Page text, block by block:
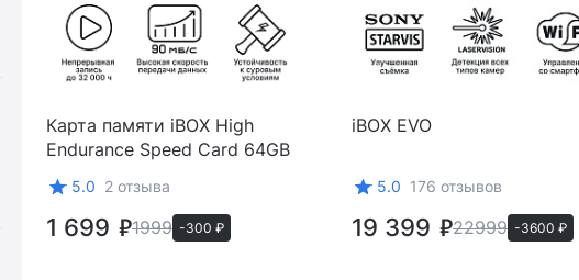
Карта памяти iBOX High
Endurance Speed Card 64GB
5.0 2 отзыва
1 699 1999 -300 ₽
iBOX EVO
5.0 176 отзывов
19 399 22999 -3600 ₽